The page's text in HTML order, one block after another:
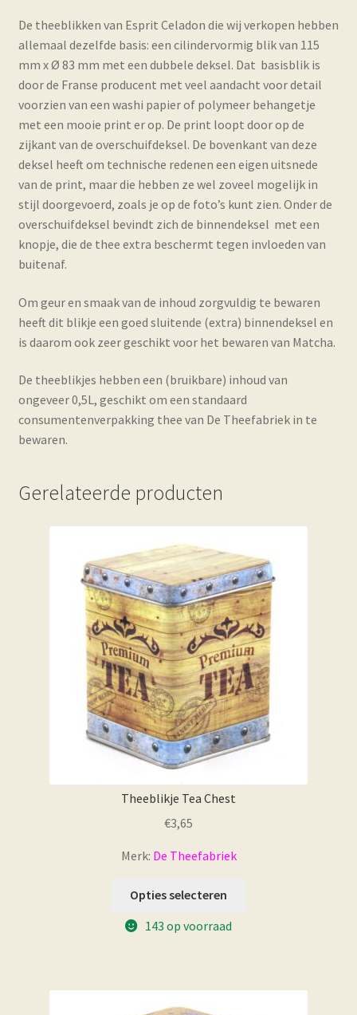
De theeblikken van Esprit Celadon die wij verkopen hebben
allemaal dezelfde basis: een cilindervormig blik van 115
mm x Ø 83 mm met een dubbele deksel. Dat basisblik is
door de Franse producent met veel aandacht voor detail
voorzien van een washi papier of polymeer behangetje
met een mooie print er op. De print loopt door op de
zijkant van de overschuifdeksel. De bovenkant van deze
deksel heeft om technische redenen een eigen uitsnede
van de print, maar die hebben ze wel zoveel mogelijk in
stijl doorgevoerd, zoals je op de foto’s kunt zien. Onder de
overschuifdeksel bevindt zich de binnendeksel met een
knopje, die de thee extra beschermt tegen invloeden van
buitenaf.
Om geur en smaak van de inhoud zorgvuldig te bewaren
heeft dit blikje een goed sluitende (extra) binnendeksel en
is daarom ook zeer geschikt voor het bewaren van Matcha.
De theeblikjes hebben een (bruikbare) inhoud van
ongeveer 0,5L, geschikt om een standaard
consumentenverpakking thee van De Theefabriek in te
bewaren.
Gerelateerde producten
Theeblikje Tea Chest
€3,65
Merk: De Theefabriek
Opties selecteren
143 op voorraad